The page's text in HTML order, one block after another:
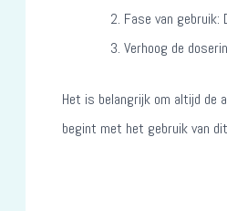
Fase van gebruik:
Verhoog de
Het is belangrijk om altijd de
begint met het gebruik van